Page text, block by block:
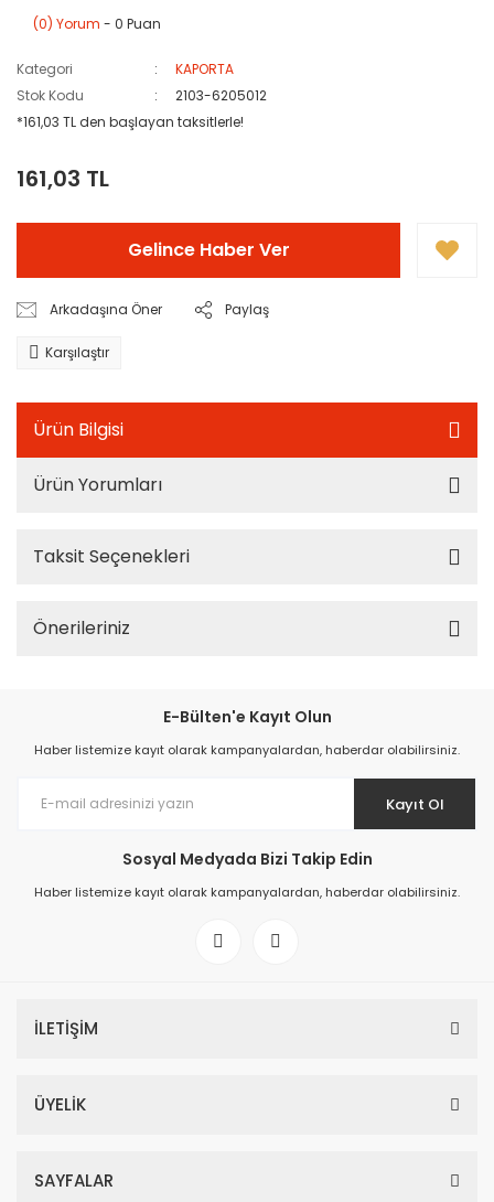
(0) Yorum - 0 Puan
Kategori
KAPORTA
Stok Kodu
2103-6205012
*161,03 TL den başlayan taksitlerle!
161,03 TL
Gelince Haber Ver
Arkadaşına Öner Paylaş
Karşılaştır
Ürün Bilgisi
Ürün Yorumları
Taksit Seçenekleri
Önerileriniz
E-Bülten'e Kayıt Olun
Haber listemize kayıt olarak kampanyalardan, haberdar olabilirsiniz.
Kayıt Ol
Sosyal Medyada Bizi Takip Edin
Haber listemize kayıt olarak kampanyalardan, haberdar olabilirsiniz.
İLETİŞİM
ÜYELİK
SAYFALAR